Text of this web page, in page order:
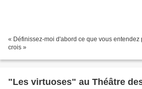
« Définissez-moi d'abord ce que vous
crois »
"Les virtuoses" au Théâtre